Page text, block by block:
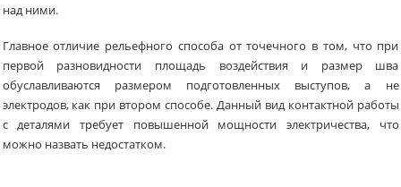
над ними.
Главное отличие рельефного способа от точечного в том, что при
первой разновидности площадь воздействия и размер шва
обуславливаются размером подготовленных выступов, а не
электродов, как при втором способе. Данный вид контактной работы
с деталями требует повышенной мощности электричества, что
можно назвать недостатком.